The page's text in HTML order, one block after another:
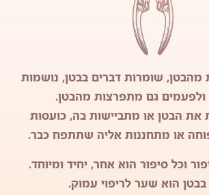
מהבטן, שומרות דברים בבטן, נושמות
ולפעמים גם מתפרצות מהבטן.
את הבטן או מתביישות בה, כועסות
או מתחננות אליה שתתפח כבר.
וכל סיפור הוא אחר, יחיד ומיוחד.
הוא שער לריפוי עמוק.